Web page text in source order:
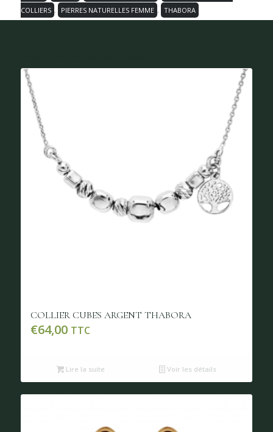
COLLIERS , PIERRES NATURELLES FEMME , THABORA
COLLIER CUBES ARGENT THABORA
€64,00 TTC
Lire la suite Voir les détails